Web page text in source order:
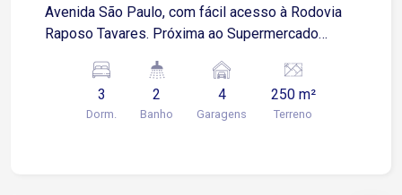
Avenida São Paulo, com fácil acesso à Rodovia
Raposo Tavares. Próxima ao Supermercado
escolas, farmácias e diversos comércios e
serviços. Sobre o imóvel: 3 Quartos 2 banheiros
Sala de estar Sala de jantar Sala de TV no
3
Dorm.
2
Banho
4
Garagens
250 m²
Terreno